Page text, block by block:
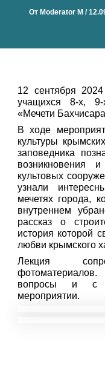
От Moderator M /
12 сентября
учащихся 8-х, 9-
«Мечети
В ходе
культуры
заповедника
возникновения и
культовых
узнали
мечетях города,
внутреннем
рассказ о
история которой
любви крымского
Лекция
вопросы и с
мероприятии.